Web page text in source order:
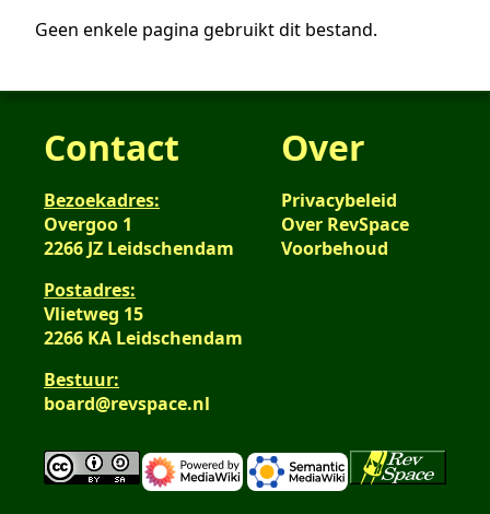
Geen enkele pagina gebruikt dit bestand.
Contact
Bezoekadres:
Overgoo 1
2266 JZ Leidschendam
Postadres:
Vlietweg 15
2266 KA Leidschendam
Bestuur:
board@revspace.nl
Over
Privacybeleid
Over RevSpace
Voorbehoud